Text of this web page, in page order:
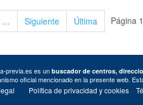
… Siguiente Última Página
previa.es es un buscador de centros,
oficial mencionado en la presente web.
· Política de privacidad y cookies·